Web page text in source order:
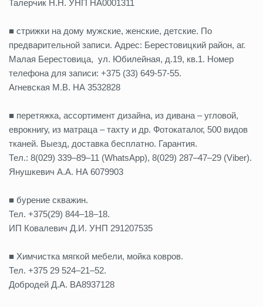
Талерчик Н.Н. УНП НА0001311
■ стрижки на дому мужские, женские, детские. По
предварительной записи. Адрес: Берестовицкий район, аг.
Малая Берестовица, ул. Юбилейная, д.19, кв.1. Номер
телефона для записи: +375 (33) 649-57-55.
Агневская М.В. НА 3532828
■ перетяжка, ассортимент дизайна, из дивана – угловой,
еврокнигу, из матраца – тахту и др. Фотокаталог, 500 видов
тканей. Выезд, доставка бесплатно. Гарантия.
Тел.: 8(029) 339–89–11 (WhatsApp), 8(029) 287–47–29 (Viber).
Янушкевич А.А. НА 6079903
■ бурение скважин.
Тел. +375(29) 844–18–18.
ИП Ковалевич Д.И. УНП 291207535
■ Химчистка мягкой мебели, мойка ковров.
Тел. +375 29 524–21–52.
Добродей Д.А. ВА8937128